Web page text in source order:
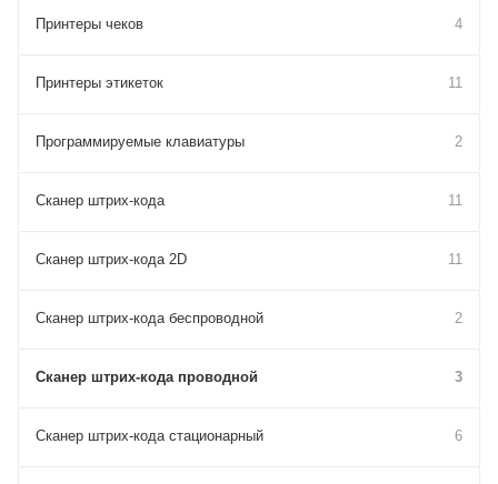
Принтеры чеков 4
Принтеры этикеток 11
Программируемые клавиатуры 2
Сканер штрих-кода 11
Сканер штрих-кода 2D 11
Сканер штрих-кода беспроводной 2
Сканер штрих-кода проводной 3
Сканер штрих-кода стационарный 6